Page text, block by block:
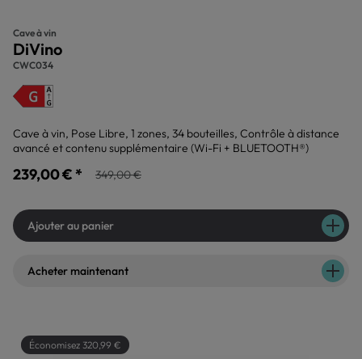
Cave à vin
DiVino
CWC034
Cave à vin, Pose Libre, 1 zones, 34 bouteilles, Contrôle à distance
avancé et contenu supplémentaire (Wi-Fi + BLUETOOTH®)
239,00 € * 349,00 €
Ajouter au panier
Acheter maintenant
Économisez 320,99 €